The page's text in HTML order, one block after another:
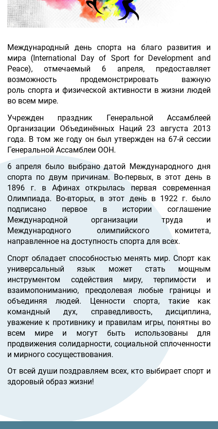
Международный день спорта на благо развития и
мира (International Day of Sport for Development and
Peace), отмечаемый 6 апреля, предоставляет
возможность продемонстрировать важную
роль спорта и физической активности в жизни людей
во всем мире.
Учрежден праздник Генеральной Ассамблеей
Организации Объединённых Наций 23 августа 2013
года. В том же году он был утвержден на 67-й сессии
Генеральной Ассамблеи ООН.
6 апреля было выбрано датой Международного дня
спорта по двум причинам. Во-первых, в этот день в
1896 г. в Афинах открылась первая современная
Олимпиада. Во-вторых, в этот день в 1922 г. было
подписано первое в истории соглашение
Международной организации труда и
Международного олимпийского комитета,
направленное на доступность спорта для всех.
Спорт обладает способностью менять мир. Спорт как
универсальный язык может стать мощным
инструментом содействия миру, терпимости и
взаимопониманию, преодолевая любые границы и
объединяя людей. Ценности спорта, такие как
командный дух, справедливость, дисциплина,
уважение к противнику и правилам игры, понятны во
всем мире и могут быть использованы для
продвижения солидарности, социальной сплоченности
и мирного сосуществования.
От всей души поздравляем всех, кто выбирает спорт и
здоровый образ жизни!